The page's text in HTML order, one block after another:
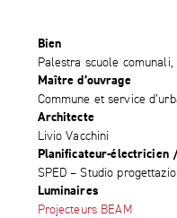
Bien
Palestra scuole comunali,
Maître d’ouvrage
Commune et service
Architecte
Livio Vacchini
Planificateur-électricien
SPED – Studio
Luminaires
Projecteurs BEAM